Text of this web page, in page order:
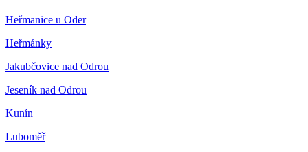
Heřmanice u Oder
Heřmánky
Jakubčovice nad Odrou
Jeseník nad Odrou
Kunín
Luboměř